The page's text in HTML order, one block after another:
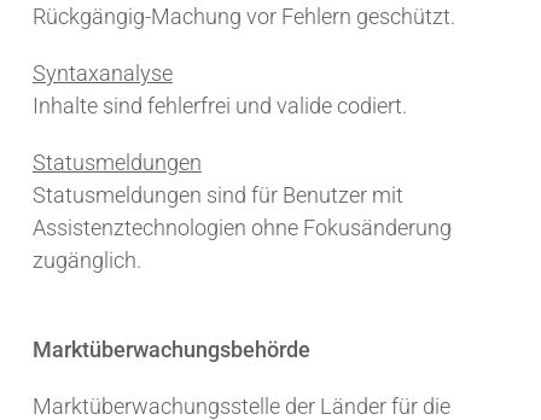
Rückgängig-Machung vor Fehlern geschützt.
Syntaxanalyse
Inhalte sind fehlerfrei und valide codiert.
Statusmeldungen
Statusmeldungen sind für Benutzer mit
Assistenztechnologien ohne Fokusänderung
zugänglich.
Marktüberwachungsbehörde
Marktüberwachungsstelle der Länder für die